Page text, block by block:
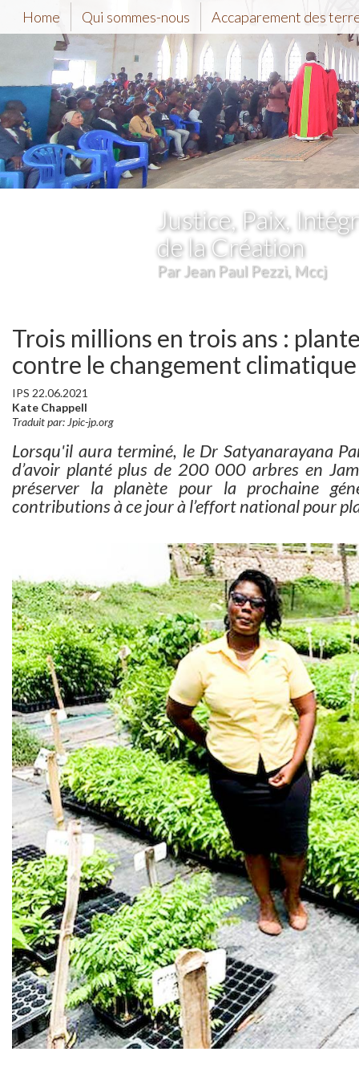
Home Qui sommes-nous Accaparement des
Justice, Paix,
de la Création
Par Jean Paul Pezzi, Mccj
Trois millions en trois ans :
contre le changement climatique
IPS 22.06.2021
Kate Chappell
Traduit par: Jpic-jp.org
Lorsqu'il aura terminé, le Dr Satyanarayana
d’avoir planté plus de 200 000 arbres en
préserver la planète pour la prochaine
contributions à ce jour à l’effort national pour